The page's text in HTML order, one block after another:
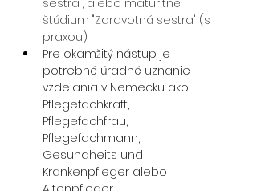
sestra", alebo maturitné
štúdium "Zdravotná sestra" (s
praxou)
Pre okamžitý nástup je
potrebné úradné uznanie
vzdelania v Nemecku ako
Pflegefachkraft,
Pflegefachfrau,
Pflegefachmann,
Gesundheits und
Krankenpfleger alebo